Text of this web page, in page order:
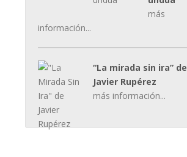
más
información...
“La mirada sin ira” de
Javier Rupérez
más información...